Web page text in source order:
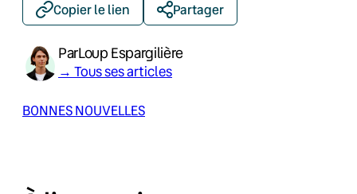
Copier le lien Partager
ParLoup Espargilière
→ Tous ses articles
BONNES NOUVELLES